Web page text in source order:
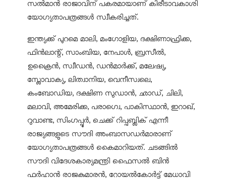
സല്‍മാന്‍ രാജാവിന് പകരമായാണ് കിരീടാവകാശി
യോഗ്യതാപത്രങ്ങള്‍ സ്വീകരിച്ചത്.
ഇന്ത്യക്ക് പുറമെ മാലി, മംഗോളിയ, ദക്ഷിണാഫ്രിക്ക,
ഫിന്‍ലാന്റ്, സാംബിയ, നേപാള്‍, ബ്രസീല്‍,
ഉക്രൈന്‍, സ്വീഡന്‍, ഡന്‍മാര്‍ക്ക്, മലേഷ്യ,
സ്ലോവാക്യ, ലിത്വാനിയ, വെനീസ്വലെ,
കംബോഡിയ, ദക്ഷിണ സുഡാന്‍, ഛാഡ്, ചിലി,
മലാവി, അമേരിക്ക, പരാഗ്വെ, പാകിസ്ഥാന്‍, ഇറാഖ്,
റുവാണ്ട, സിംഗപ്പൂര്‍, ചെക്ക് റിപ്പബ്ലിക് എന്നീ
രാജ്യങ്ങളുടെ സൗദി അംബാസഡര്‍മാരാണ്
യോഗ്യതാപത്രങ്ങള്‍ കൈമാറിയത്. ചടങ്ങില്‍
സൗദി വിദേശകാര്യമന്ത്രി ഫൈസല്‍ ബിന്‍
ഫര്‍ഹാന്‍ രാജകുമാരന്‍, റോയല്‍കോര്‍ട്ട് മേധാവി